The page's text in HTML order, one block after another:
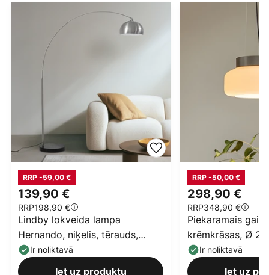
139,90 €
RRP198,90 €
RRP -59,00 €
Lindby lokveida lampa
Hernando, niķelis, tērauds,
augstums 188 cm
Ir noliktavā
Iet uz produktu
298,90 €
RRP348,90 €
RRP -50,00 €
Piekaramais
krēmkrāsas, Ø
Ir noliktavā
Iet uz